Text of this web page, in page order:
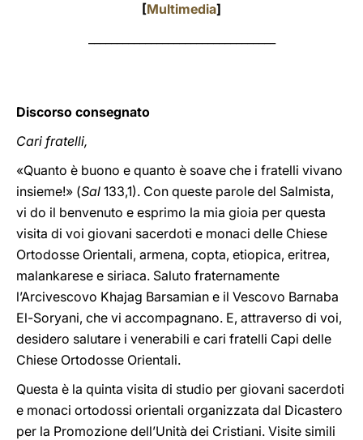
[Multimedia]
Discorso consegnato
Cari fratelli,
«Quanto è buono e quanto è soave che i fratelli vivano
insieme!» (Sal 133,1). Con queste parole del Salmista,
vi do il benvenuto e esprimo la mia gioia per questa
visita di voi giovani sacerdoti e monaci delle Chiese
Ortodosse Orientali, armena, copta, etiopica, eritrea,
malankarese e siriaca. Saluto fraternamente
l’Arcivescovo Khajag Barsamian e il Vescovo Barnaba
El-Soryani, che vi accompagnano. E, attraverso di voi,
desidero salutare i venerabili e cari fratelli Capi delle
Chiese Ortodosse Orientali.
Questa è la quinta visita di studio per giovani sacerdoti
e monaci ortodossi orientali organizzata dal Dicastero
per la Promozione dell’Unità dei Cristiani. Visite simili